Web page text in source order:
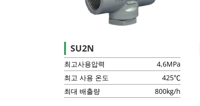
SU2N
최고사용압력
4,6MPa
최고 사용 온도
425℃
최대 배출량
800kg/h